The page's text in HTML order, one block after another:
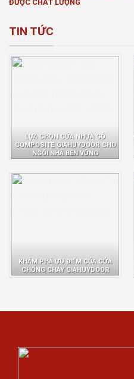
ĐƯỢC CHẤT LƯỢNG
TIN TỨC
LỰA CHỌN CỬA NHỰA GỖ
COMPOSITE GIAHUYDOOR CHO
NGÔI NHÀ BỀN VỮNG
KHÁM PHÁ ƯU ĐIỂM CỦA CỬA
CHỐNG CHÁY GIAHUYDOOR